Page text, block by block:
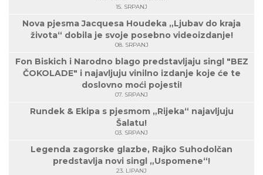
15. SRPANJ
Nova pjesma Jacquesa Houdeka „Ljubav do kraja
života“ dobila je svoje posebno videoizdanje!
08. SRPANJ
Fon Biskich i Narodno blago predstavljaju singl "BEZ
ČOKOLADE" i najavljuju vinilno izdanje koje će te
doslovno moći pojesti!
07. SRPANJ
Rundek & Ekipa s pjesmom „Rijeka“ najavljuju
Šalatu!
03. SRPANJ
Legenda zagorske glazbe, Rajko Suhodolčan
predstavlja novi singl „Uspomene“!
23. LIPANJ